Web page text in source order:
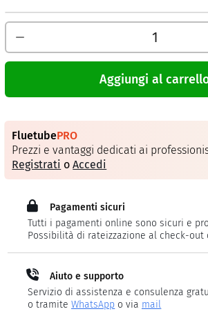
Aggiungi al
FluetubePRO
Prezzi e vantaggi dedicati ai
Registrati oAccedi
Pagamenti sicuri
Tutti i pagamenti online sono sicuri e
Possibilità di rateizzazione al check-out
Aiuto e supporto
Servizio di assistenza e consulenza
o tramiteWhatsApp o via mail